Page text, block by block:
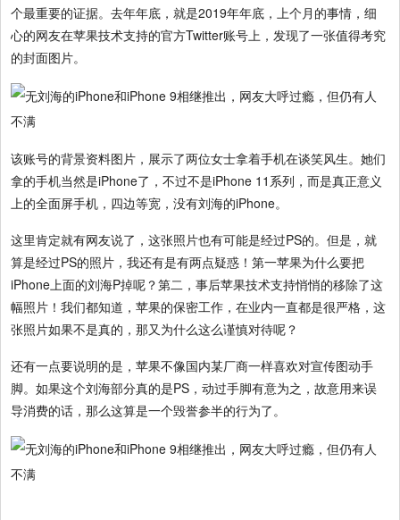
个最重要的证据。去年年底，就是2019年年底，上个月的事情，细
心的网友在苹果技术支持的官方Twitter账号上，发现了一张值得考究
的封面图片。
该账号的背景资料图片，展示了两位女士拿着手机在谈笑风生。她们
拿的手机当然是iPhone了，不过不是iPhone 11系列，而是真正意义
上的全面屏手机，四边等宽，没有刘海的iPhone。
这里肯定就有网友说了，这张照片也有可能是经过PS的。但是，就
算是经过PS的照片，我还有是有两点疑惑！第一苹果为什么要把
iPhone上面的刘海P掉呢？第二，事后苹果技术支持悄悄的移除了这
幅照片！我们都知道，苹果的保密工作，在业内一直都是很严格，这
张照片如果不是真的，那又为什么这么谨慎对待呢？
还有一点要说明的是，苹果不像国内某厂商一样喜欢对宣传图动手
脚。如果这个刘海部分真的是PS，动过手脚有意为之，故意用来误
导消费的话，那么这算是一个毁誉参半的行为了。